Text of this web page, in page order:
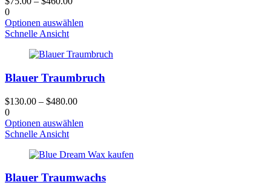
werden
0
Optionen auswählen
mehrere
Die
Produktseite
werden
Schnelle Ansicht
Blauer Traumbruch
$130.00 – $480.00
0
Optionen auswählen
mehrere
Die
Schnelle Ansicht
Blauer Traumwachs